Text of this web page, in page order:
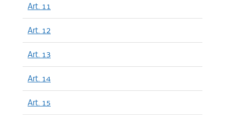
Art. 11
Art. 12
Art. 13
Art. 14
Art. 15